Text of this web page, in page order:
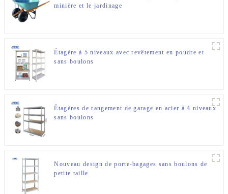
minière et le jardinage
Étagère à 5 niveaux avec revêtement en poudre et
sans boulons
Étagères de rangement de garage en acier à 4 niveaux
sans boulons
Nouveau design de porte-bagages sans boulons de
petite taille